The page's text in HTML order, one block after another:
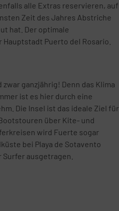
alle Extras reservieren, auf
Zeit des Jahres Abstriche
hat. Der optimale
Puerto del Rosario.
ganzjährig! Denn das Klima
ist es hier durch eine
Die Insel ist das ideale Ziel für
über Kite- und
wird Fuerte sogar
bei Playa de Sotavento
ausgetragen.